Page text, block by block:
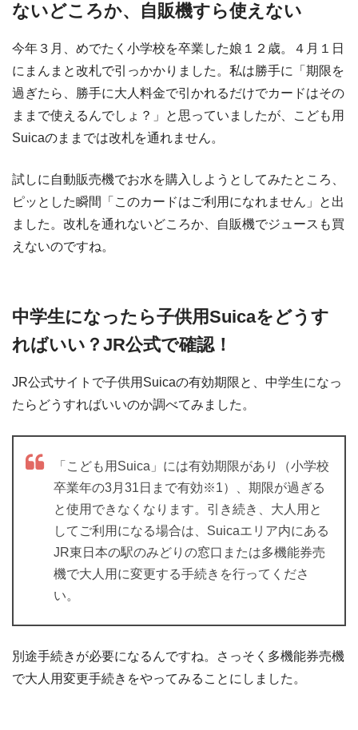
ないどころか、自販機すら使えない
今年３月、めでたく小学校を卒業した娘１２歳。４月１日
にまんまと改札で引っかかりました。私は勝手に「期限を
過ぎたら、勝手に大人料金で引かれるだけでカードはその
ままで使えるんでしょ？」と思っていましたが、こども用
Suicaのままでは改札を通れません。
試しに自動販売機でお水を購入しようとしてみたところ、
ピッとした瞬間「このカードはご利用になれません」と出
ました。改札を通れないどころか、自販機でジュースも買
えないのですね。
中学生になったら子供用Suicaをどうす
ればいい？JR公式で確認！
JR公式サイトで子供用Suicaの有効期限と、中学生になっ
たらどうすればいいのか調べてみました。
「こども用Suica」には有効期限があり（小学校
卒業年の3月31日まで有効※1）、期限が過ぎる
と使用できなくなります。引き続き、大人用と
してご利用になる場合は、Suicaエリア内にある
JR東日本の駅のみどりの窓口または多機能券売
機で大人用に変更する手続きを行ってくださ
い。
別途手続きが必要になるんですね。さっそく多機能券売機
で大人用変更手続きをやってみることにしました。